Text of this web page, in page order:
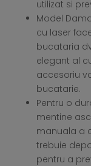
utilizat si
Model
cu laser
bucataria
elegant al
accesoriu
bucatarie.
Pentru o
mentine
manuala a
trebuie
pentru a